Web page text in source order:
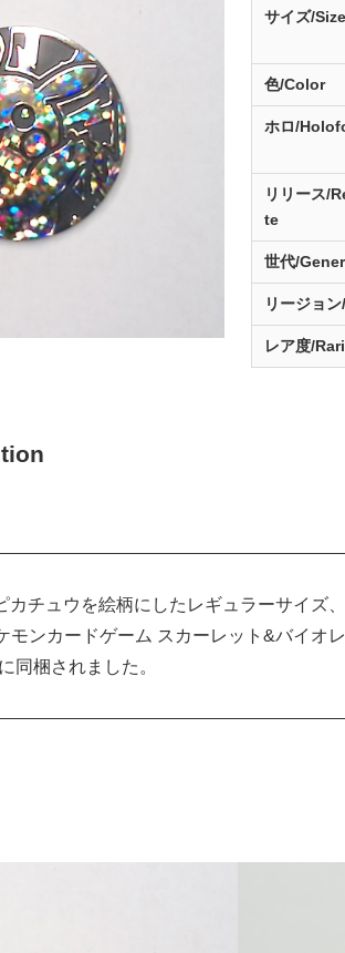
サイズ/Size
色/Color
ホロ/
リリース/
te
世代/
リージョ
レア度/
カチュウを絵柄にしたレギュラーサイズ
モンカードゲーム スカーレット&バイオ
同梱されました。